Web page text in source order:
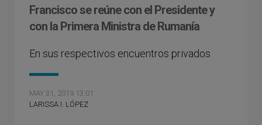
Francisco se reúne con el Presidente y
con la Primera Ministra de Rumanía
En sus respectivos encuentros privados
MAY 31, 2019 13:01
LARISSA I. LÓPEZ